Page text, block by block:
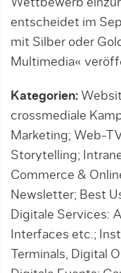
Wettbewerb
entscheidet im
mit Silber oder
Multimedia«
Kategorien:
crossmediale
Marketing; Web-
Storytelling;
Commerce &
Newsletter; Best
Digitale Services:
Interfaces etc.;
Terminals, Digital